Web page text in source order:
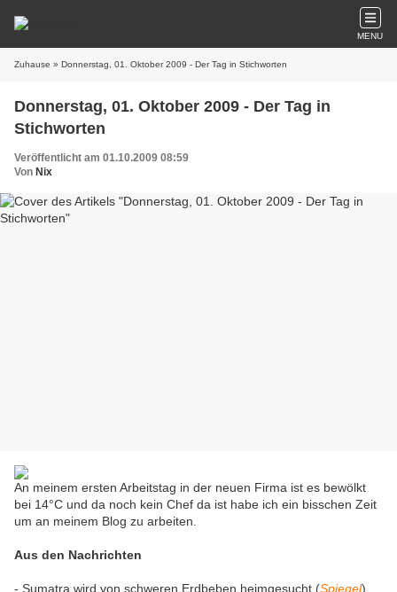
MENU
Zuhause » Donnerstag, 01. Oktober 2009 - Der Tag in Stichworten
Donnerstag, 01. Oktober 2009 - Der Tag in
Stichworten
Veröffentlicht am 01.10.2009 08:59
Von Nix
An meinem ersten Arbeitstag in der neuen Firma ist es bewölkt
bei 14°C und da noch kein Chef da ist habe ich ein bisschen Zeit
um an meinem Blog zu arbeiten.
Aus den Nachrichten
- Sumatra wird von schweren Erdbeben heimgesucht (Spiegel).